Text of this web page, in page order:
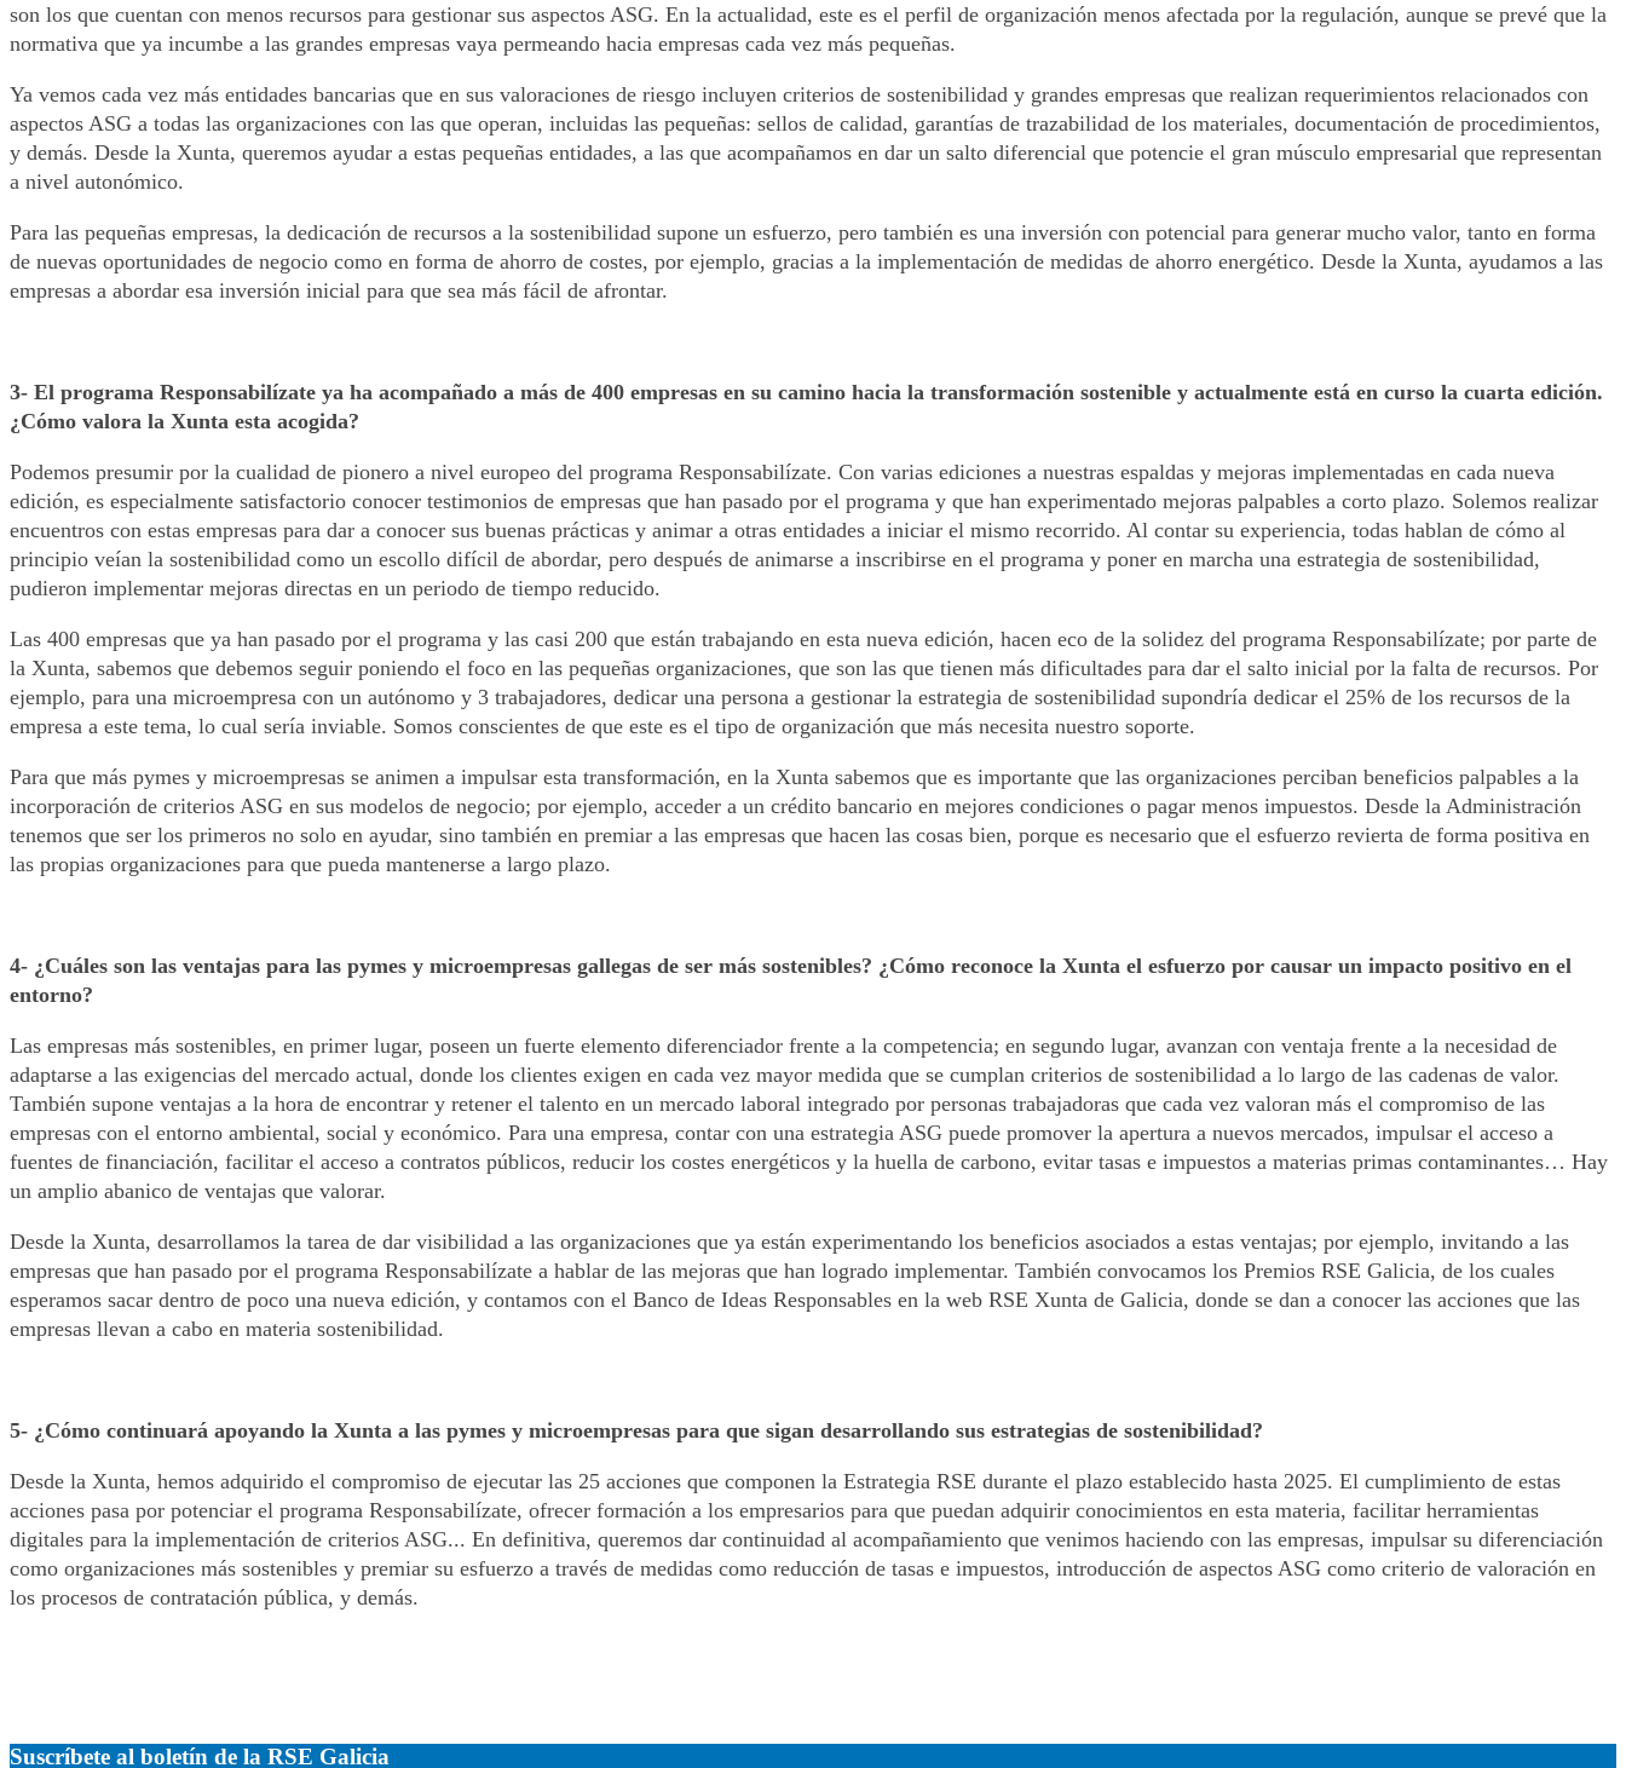
son los que cuentan con menos recursos para gestionar sus aspectos ASG. En la actualidad, este es el perfil de organización menos afectada por la regulación, aunque se prevé que la
normativa que ya incumbe a las grandes empresas vaya permeando hacia empresas cada vez más pequeñas.
Ya vemos cada vez más entidades bancarias que en sus valoraciones de riesgo incluyen criterios de sostenibilidad y grandes empresas que realizan requerimientos relacionados con
aspectos ASG a todas las organizaciones con las que operan, incluidas las pequeñas: sellos de calidad, garantías de trazabilidad de los materiales, documentación de procedimientos,
y demás. Desde la Xunta, queremos ayudar a estas pequeñas entidades, a las que acompañamos en dar un salto diferencial que potencie el gran músculo empresarial que representan
a nivel autonómico.
Para las pequeñas empresas, la dedicación de recursos a la sostenibilidad supone un esfuerzo, pero también es una inversión con potencial para generar mucho valor, tanto en forma
de nuevas oportunidades de negocio como en forma de ahorro de costes, por ejemplo, gracias a la implementación de medidas de ahorro energético. Desde la Xunta, ayudamos a las
empresas a abordar esa inversión inicial para que sea más fácil de afrontar.
3- El programa Responsabilízate ya ha acompañado a más de 400 empresas en su camino hacia la transformación sostenible y actualmente está en curso la cuarta edición.
¿Cómo valora la Xunta esta acogida?
Podemos presumir por la cualidad de pionero a nivel europeo del programa Responsabilízate. Con varias ediciones a nuestras espaldas y mejoras implementadas en cada nueva
edición, es especialmente satisfactorio conocer testimonios de empresas que han pasado por el programa y que han experimentado mejoras palpables a corto plazo. Solemos realizar
encuentros con estas empresas para dar a conocer sus buenas prácticas y animar a otras entidades a iniciar el mismo recorrido. Al contar su experiencia, todas hablan de cómo al
principio veían la sostenibilidad como un escollo difícil de abordar, pero después de animarse a inscribirse en el programa y poner en marcha una estrategia de sostenibilidad,
pudieron implementar mejoras directas en un periodo de tiempo reducido.
Las 400 empresas que ya han pasado por el programa y las casi 200 que están trabajando en esta nueva edición, hacen eco de la solidez del programa Responsabilízate; por parte de
la Xunta, sabemos que debemos seguir poniendo el foco en las pequeñas organizaciones, que son las que tienen más dificultades para dar el salto inicial por la falta de recursos. Por
ejemplo, para una microempresa con un autónomo y 3 trabajadores, dedicar una persona a gestionar la estrategia de sostenibilidad supondría dedicar el 25% de los recursos de la
empresa a este tema, lo cual sería inviable. Somos conscientes de que este es el tipo de organización que más necesita nuestro soporte.
Para que más pymes y microempresas se animen a impulsar esta transformación, en la Xunta sabemos que es importante que las organizaciones perciban beneficios palpables a la
incorporación de criterios ASG en sus modelos de negocio; por ejemplo, acceder a un crédito bancario en mejores condiciones o pagar menos impuestos. Desde la Administración
tenemos que ser los primeros no solo en ayudar, sino también en premiar a las empresas que hacen las cosas bien, porque es necesario que el esfuerzo revierta de forma positiva en
las propias organizaciones para que pueda mantenerse a largo plazo.
4- ¿Cuáles son las ventajas para las pymes y microempresas gallegas de ser más sostenibles? ¿Cómo reconoce la Xunta el esfuerzo por causar un impacto positivo en el
entorno?
Las empresas más sostenibles, en primer lugar, poseen un fuerte elemento diferenciador frente a la competencia; en segundo lugar, avanzan con ventaja frente a la necesidad de
adaptarse a las exigencias del mercado actual, donde los clientes exigen en cada vez mayor medida que se cumplan criterios de sostenibilidad a lo largo de las cadenas de valor.
También supone ventajas a la hora de encontrar y retener el talento en un mercado laboral integrado por personas trabajadoras que cada vez valoran más el compromiso de las
empresas con el entorno ambiental, social y económico. Para una empresa, contar con una estrategia ASG puede promover la apertura a nuevos mercados, impulsar el acceso a
fuentes de financiación, facilitar el acceso a contratos públicos, reducir los costes energéticos y la huella de carbono, evitar tasas e impuestos a materias primas contaminantes… Hay
un amplio abanico de ventajas que valorar.
Desde la Xunta, desarrollamos la tarea de dar visibilidad a las organizaciones que ya están experimentando los beneficios asociados a estas ventajas; por ejemplo, invitando a las
empresas que han pasado por el programa Responsabilízate a hablar de las mejoras que han logrado implementar. También convocamos los Premios RSE Galicia, de los cuales
esperamos sacar dentro de poco una nueva edición, y contamos con el Banco de Ideas Responsables en la web RSE Xunta de Galicia, donde se dan a conocer las acciones que las
empresas llevan a cabo en materia sostenibilidad.
5- ¿Cómo continuará apoyando la Xunta a las pymes y microempresas para que sigan desarrollando sus estrategias de sostenibilidad?
Desde la Xunta, hemos adquirido el compromiso de ejecutar las 25 acciones que componen la Estrategia RSE durante el plazo establecido hasta 2025. El cumplimiento de estas
acciones pasa por potenciar el programa Responsabilízate, ofrecer formación a los empresarios para que puedan adquirir conocimientos en esta materia, facilitar herramientas
digitales para la implementación de criterios ASG... En definitiva, queremos dar continuidad al acompañamiento que venimos haciendo con las empresas, impulsar su diferenciación
como organizaciones más sostenibles y premiar su esfuerzo a través de medidas como reducción de tasas e impuestos, introducción de aspectos ASG como criterio de valoración en
los procesos de contratación pública, y demás.
Suscríbete al boletín de la RSE Galicia